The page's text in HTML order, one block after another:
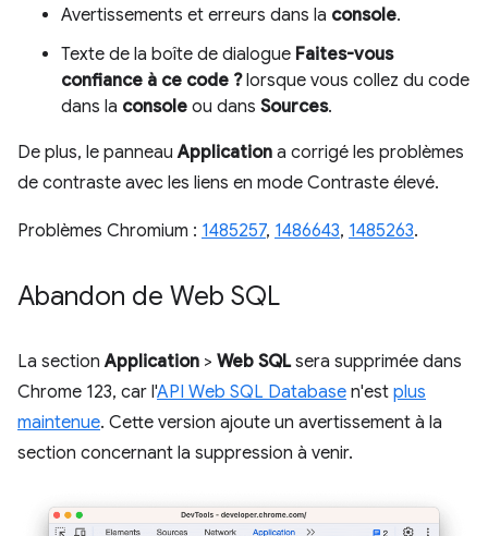
Avertissements et erreurs dans la console.
Texte de la boîte de dialogue Faites-vous
confiance à ce code ?lorsque vous collez du code
dans la console ou dans Sources.
De plus, le panneauApplication a corrigé les problèmes
de contraste avec les liens en mode Contraste élevé.
Problèmes Chromium : 1485257, 1486643, 1485263.
Abandon de Web SQL
La sectionApplication > Web SQLsera supprimée dans
Chrome 123, car l'API Web SQL Database n'est plus
maintenue. Cette version ajoute un avertissement à la
section concernant la suppression à venir.